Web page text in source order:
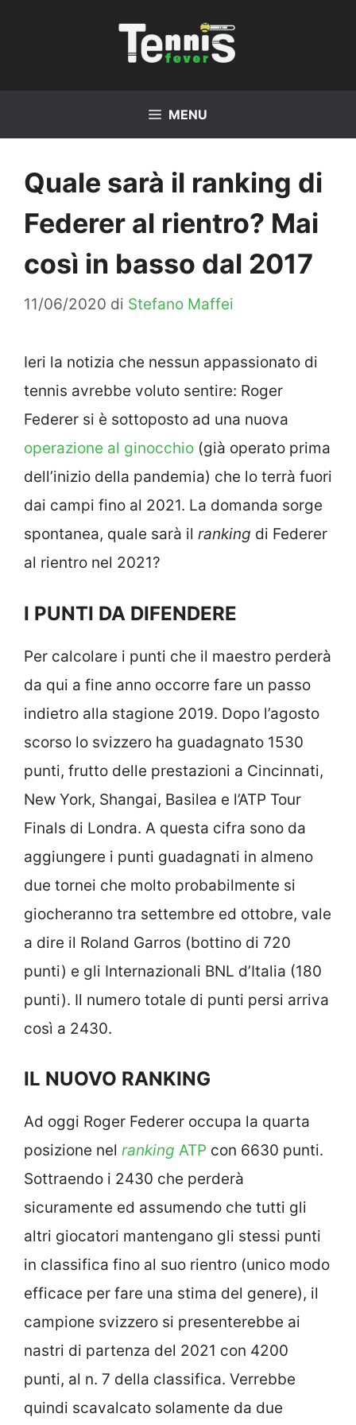
MENU
Quale sarà il ranking di
Federer al rientro? Mai
così in basso dal 2017
11/06/2020 di Stefano Maffei
Ieri la notizia che nessun appassionato di
tennis avrebbe voluto sentire: Roger
Federer si è sottoposto ad una nuova
operazione al ginocchio (già operato prima
dell’inizio della pandemia) che lo terrà fuori
dai campi fino al 2021. La domanda sorge
spontanea, quale sarà il ranking di Federer
al rientro nel 2021?
I PUNTI DA DIFENDERE
Per calcolare i punti che il maestro perderà
da qui a fine anno occorre fare un passo
indietro alla stagione 2019. Dopo l’agosto
scorso lo svizzero ha guadagnato 1530
punti, frutto delle prestazioni a Cincinnati,
New York, Shangai, Basilea e l’ATP Tour
Finals di Londra. A questa cifra sono da
aggiungere i punti guadagnati in almeno
due tornei che molto probabilmente si
giocheranno tra settembre ed ottobre, vale
a dire il Roland Garros (bottino di 720
punti) e gli Internazionali BNL d’Italia (180
punti). Il numero totale di punti persi arriva
così a 2430.
IL NUOVO RANKING
Ad oggi Roger Federer occupa la quarta
posizione nel ranking ATP con 6630 punti.
Sottraendo i 2430 che perderà
sicuramente ed assumendo che tutti gli
altri giocatori mantengano gli stessi punti
in classifica fino al suo rientro (unico modo
efficace per fare una stima del genere), il
campione svizzero si presenterebbe ai
nastri di partenza del 2021 con 4200
punti, al n. 7 della classifica. Verrebbe
quindi scavalcato solamente da due